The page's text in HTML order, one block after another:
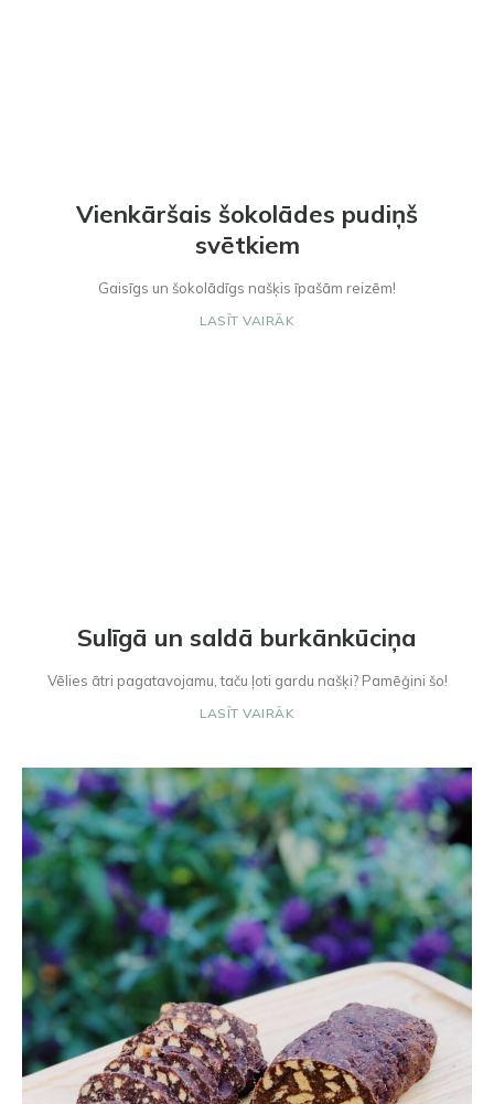
Vienkāršais šokolādes pudiņš
svētkiem
Gaisīgs un šokolādīgs našķis īpašām reizēm!
LASĪT VAIRĀK
Sulīgā un saldā burkānkūciņa
Vēlies ātri pagatavojamu, taču ļoti gardu našķi? Pamēģini šo!
LASĪT VAIRĀK